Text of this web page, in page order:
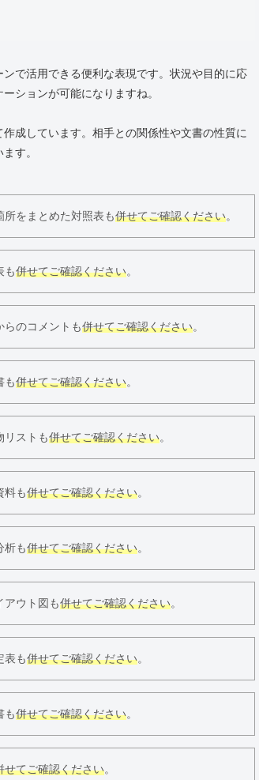
で活用できる便利な表現です。状況や目的に応
ションが可能になりますね。
成しています。相手との関係性や文書の性質に
す。
をまとめた対照表も併せてご確認ください。
も併せてご確認ください。
らのコメントも併せてご確認ください。
も併せてご確認ください。
リストも併せてご確認ください。
料も併せてご確認ください。
析も併せてご確認ください。
アウト図も併せてご確認ください。
表も併せてご確認ください。
も併せてご確認ください。
せてご確認ください。